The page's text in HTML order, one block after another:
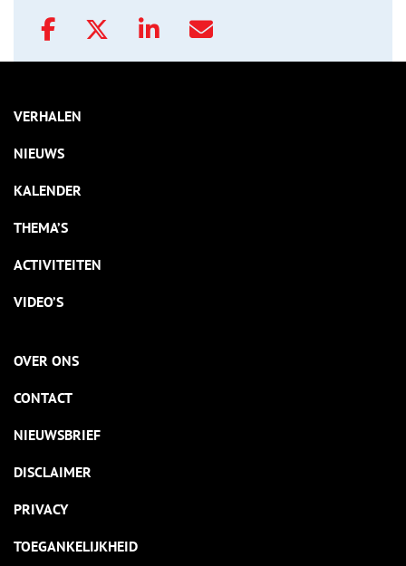
VERHALEN
NIEUWS
KALENDER
THEMA’S
ACTIVITEITEN
VIDEO’S
OVER ONS
CONTACT
NIEUWSBRIEF
DISCLAIMER
PRIVACY
TOEGANKELIJKHEID